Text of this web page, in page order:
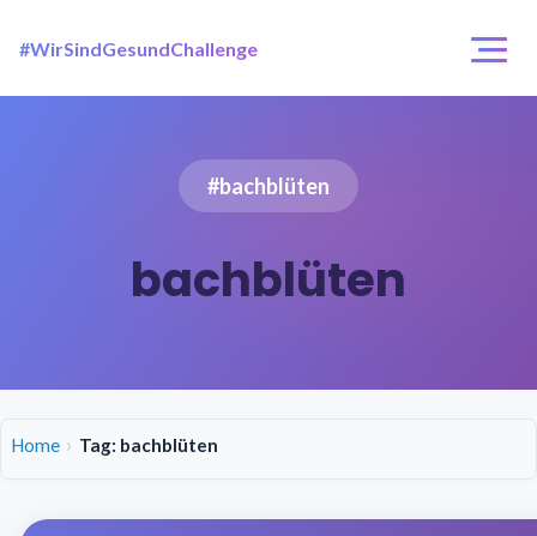
#WirSindGesundChallenge
Login / Registrierung
#bachblüten
bachblüten
Home Tag: bachblüten